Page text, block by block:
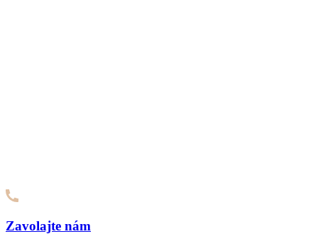
Zavolajte nám